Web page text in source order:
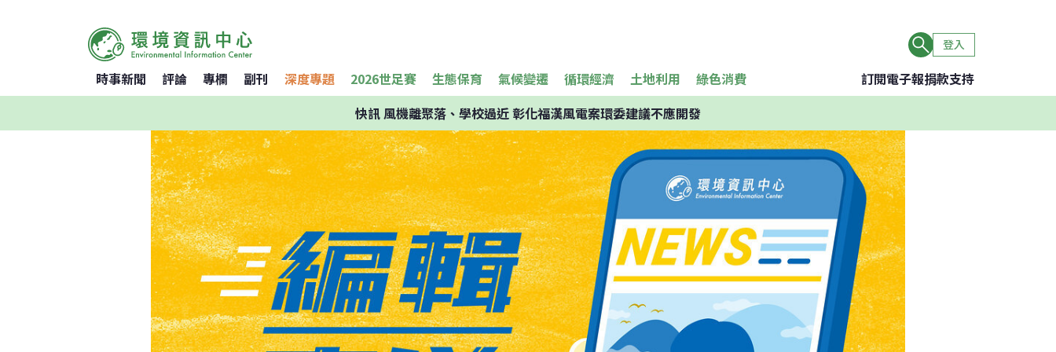
登入
時事新聞 評論 專欄 副刊 深度專題 2026世足賽 生態保育 氣候變遷 循環經濟 土地利用 綠色消費 訂閱電子報捐款支持
快訊風機離聚落、學校過近 彰化福漢風電案環委建議不應開發